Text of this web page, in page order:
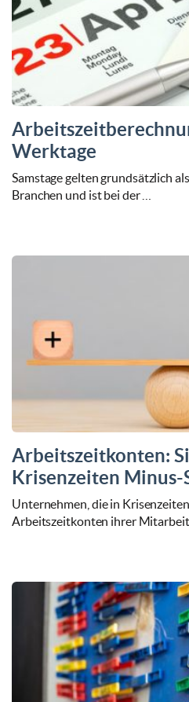
Werktage
Samstage gelten grundsätzlich
Branchen und ist bei der …
Arbeitszeitkonten:
Krisenzeiten
Unternehmen, die in
Arbeitszeitkonten ihrer